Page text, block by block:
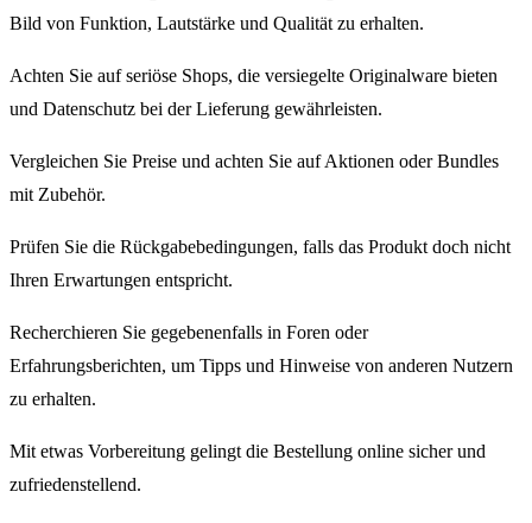
Bild von Funktion, Lautstärke und Qualität zu erhalten.
Achten Sie auf seriöse Shops, die versiegelte Originalware bieten
und Datenschutz bei der Lieferung gewährleisten.
Vergleichen Sie Preise und achten Sie auf Aktionen oder Bundles
mit Zubehör.
Prüfen Sie die Rückgabebedingungen, falls das Produkt doch nicht
Ihren Erwartungen entspricht.
Recherchieren Sie gegebenenfalls in Foren oder
Erfahrungsberichten, um Tipps und Hinweise von anderen Nutzern
zu erhalten.
Mit etwas Vorbereitung gelingt die Bestellung online sicher und
zufriedenstellend.